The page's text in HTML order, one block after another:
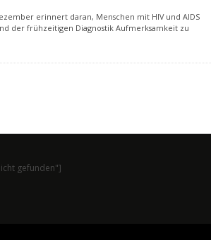
erinnert daran, Menschen mit HIV und AIDS
der frühzeitigen Diagnostik Aufmerksamkeit zu
gefunden"]